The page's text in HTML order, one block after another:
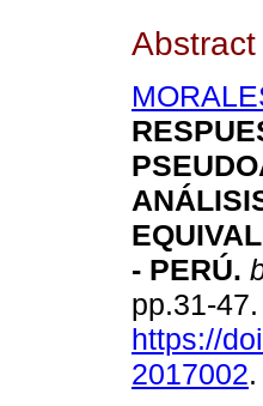
Abstract
- PERÚ.
pp.31-
https://
2017002.